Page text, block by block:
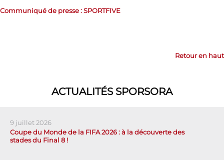
Communiqué de presse : SPORTFIVE
Retour en haut
ACTUALITÉS SPORSORA
9 juillet 2026
Coupe du Monde de la FIFA 2026 : à la découverte des
stades du Final 8 !